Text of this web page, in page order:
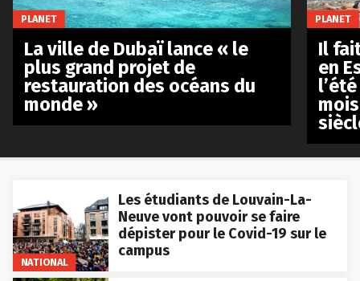
NATIONAL
Les étudiants de Louvain-La-
Neuve vont pouvoir se faire
dépister pour le Covid-19 sur le
campus
PLANET
La ville de Dubaï lance « le
plus grand projet de
restauration des océans du
monde »
PLANET
Il
en